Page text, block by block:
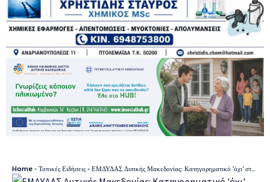
Home - Τοπικές Ειδήσεις - ΕΜΔΥΔΑΣ Δυτικής Μακεδονίας: Κατηγορηματικό ‘όχι’ στη μονάδα καύσης απορριμμάτων Κοζάνη